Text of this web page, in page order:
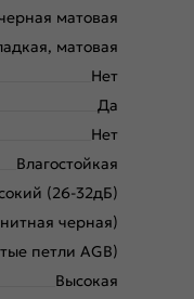
матовая
матовая
Нет
Да
Нет
Влагостойкая
(26-32дБ)
черная)
петли AGB)
Высокая